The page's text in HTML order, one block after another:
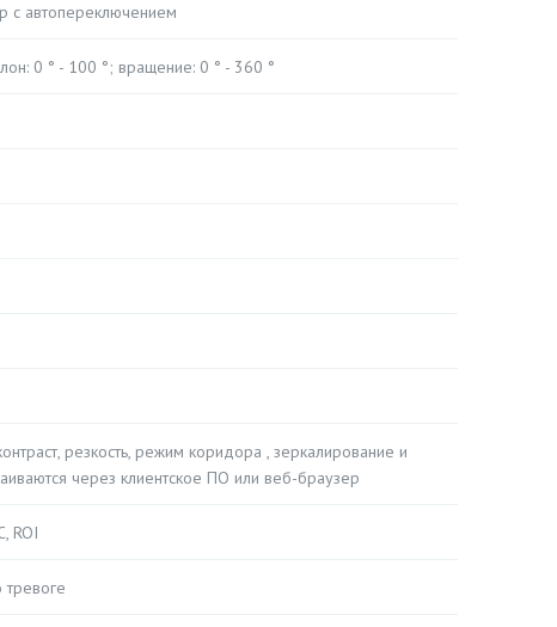
с автопереключением
0 ° - 100 °; вращение: 0 ° - 360 °
резкость, режим коридора , зеркалирование и
через клиентское ПО или веб-браузер
ROI